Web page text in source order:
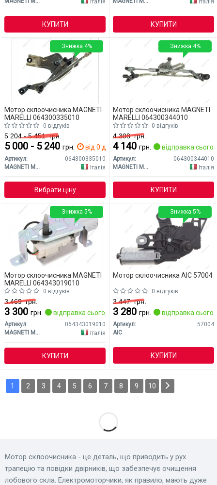
КУПИТИ КУПИТИ
Мотор склоочисника MAGNETI
MARELLI 064300335010
0 відгуків
5 204 - 5 451грн.
5 000 - 5 240 грн. від 0 дн.
Артикул:
064300335010
MAGNETI MARELLI
Італія
Вибрати ціну
Знижка 4%
Мотор склоочисника MAGNETI
MARELLI 064300344010
0 відгуків
4 308грн.
4 140 грн. відправка
Артикул:
064300344010
MAGNETI MARELLI
Італія
КУПИТИ
Знижка 4%
Мотор склоочисника MAGNETI
MARELLI 064343019010
0 відгуків
3 469грн.
3 300 грн. відправка сьогодні
Артикул:
064343019010
MAGNETI MARELLI
Італія
КУПИТИ
Знижка 5%
Мотор склоочисника AIC 57004
0 відгуків
3 447грн.
3 280 грн. відправка
Артикул:
57004
AIC
КУПИТИ
Знижка 5%
1 2 3 4 5 6 7 8 9 10
Мотор склоочисника - це деталь, що приводить у рух
трапецію та повідки двірників, що забезпечує очищення
лобового скла. Електромоторчики, як правило, мають дуже